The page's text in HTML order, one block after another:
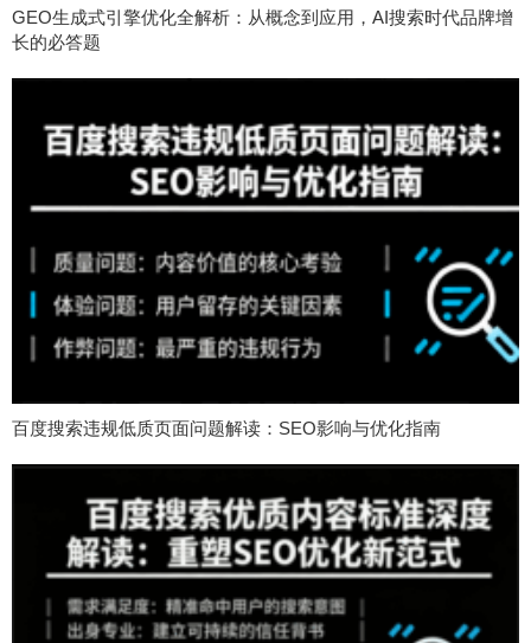
GEO生成式引擎优化全解析：从概念到应用，AI搜索时代品牌增
长的必答题
百度搜索违规低质页面问题解读：SEO影响与优化指南